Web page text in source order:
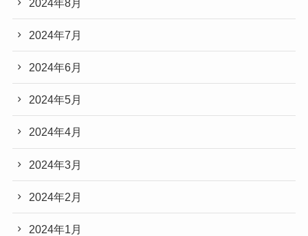
2024年8月
2024年7月
2024年6月
2024年5月
2024年4月
2024年3月
2024年2月
2024年1月